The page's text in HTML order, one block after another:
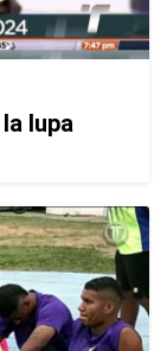
lupa